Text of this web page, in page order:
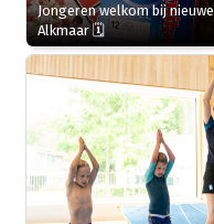
Jongeren welkom bij
Alkmaar 🗓